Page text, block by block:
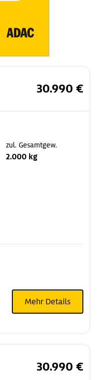
30.990 €
zul. Gesamtgew.
2.000 kg
Mehr Details
30.990 €